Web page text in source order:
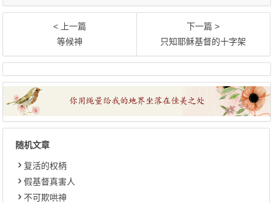
< 上一篇
等候神
下一篇 >
只知耶稣基督的十字架
随机文章
复活的权柄
假基督真害人
不可欺哄神